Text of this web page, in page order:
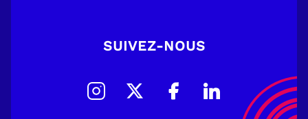
SUIVEZ-NOUS